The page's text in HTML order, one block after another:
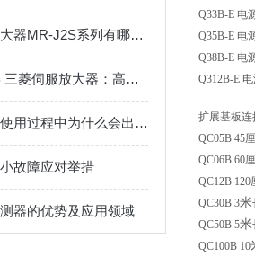
三菱伺服放大器MR-J2S系列有哪些特点？
MR-J4-70B 三菱伺服放大器：高性能、高可靠性的控制系统
磁粉制动器使用过程中为什么会出现异响？
故障应对举措
器的优势及应用领域
Q33B-E 电
Q35B-E 电
Q38B-E 电
Q312B-E
扩展基板连
QC05B 45
QC06B 60
QC12B 120
QC30B 3米
QC50B 5米
QC100B 10